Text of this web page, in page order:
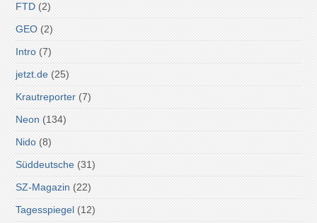
FTD (2)
GEO (2)
Intro (7)
jetzt.de (25)
Krautreporter (7)
Neon (134)
Nido (8)
Süddeutsche (31)
SZ-Magazin (22)
Tagesspiegel (12)